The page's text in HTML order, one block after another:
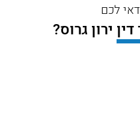
לכם
ירון גרוס?